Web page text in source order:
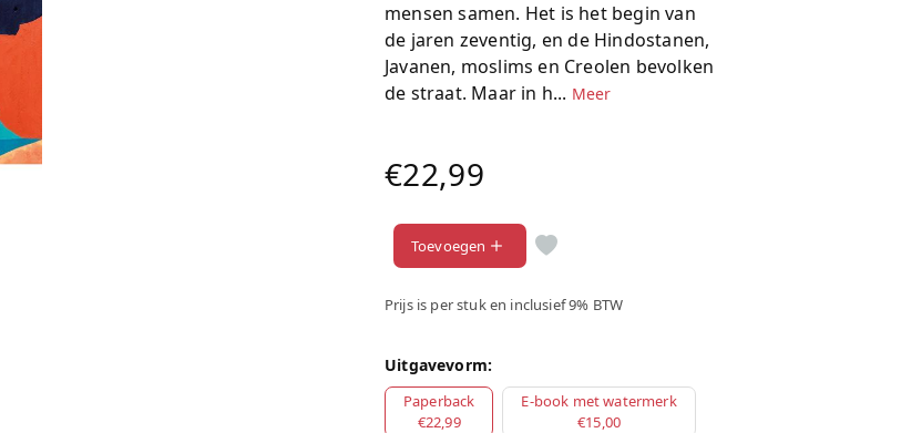
mensen samen. Het is het begin van
de jaren zeventig, en de Hindostanen,
Javanen, moslims en Creolen bevolken
de straat. Maar in h... Meer
€22,99
Toevoegen
Prijs is per stuk en inclusief 9% BTW
Uitgavevorm:
Paperback
€22,99
E-book met watermerk
€15,00